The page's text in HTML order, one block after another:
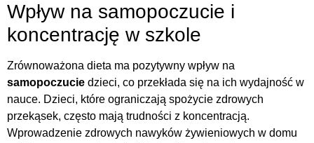
Wpływ na samopoczucie i
koncentrację w szkole
Zrównoważona dieta ma pozytywny wpływ na
samopoczucie dzieci, co przekłada się na ich wydajność w
nauce. Dzieci, które ograniczają spożycie zdrowych
przekąsek, często mają trudności z koncentracją.
Wprowadzenie zdrowych nawyków żywieniowych w domu